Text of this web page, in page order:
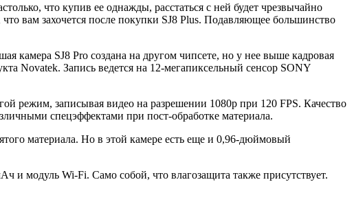
что купив ее однажды, расстаться с ней будет чрезвычайно
вам захочется после покупки SJ8 Plus. Подавляющее большинство
камера SJ8 Pro создана на другом чипсете, но у нее выше кадровая
Novatek. Запись ведется на 12-мегапиксельный сенсор SONY
режим, записывая видео на разрешении 1080p при 120 FPS. Качество
спецэффектами при пост-обработке материала.
материала. Но в этой камере есть еще и 0,96-дюймовый
и модуль Wi-Fi. Само собой, что влагозащита также присутствует.